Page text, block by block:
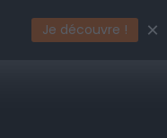
Je découvre ! ×